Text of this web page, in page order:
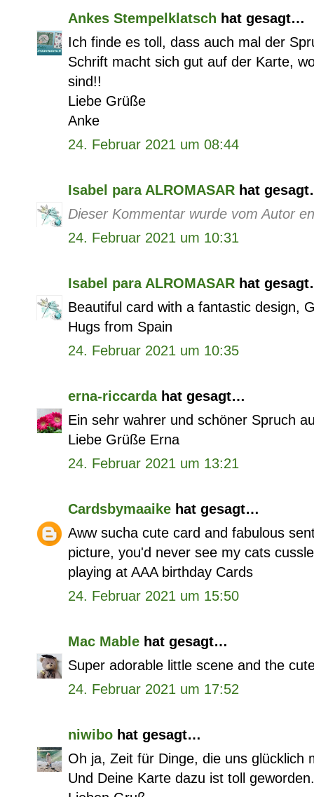
Ankes Stempelklatsch hat gesagt…
Ich finde es toll, dass auch mal der
Schrift macht sich gut auf der Karte,
sind!!
Liebe Grüße
Anke
24. Februar 2021 um 08:44
Isabel para ALROMASAR hat
Dieser Kommentar wurde vom Autor
24. Februar 2021 um 10:31
Isabel para ALROMASAR hat
Beautiful card with a fantastic design,
Hugs from Spain
24. Februar 2021 um 10:35
erna-riccardahat gesagt…
Ein sehr wahrer und schöner Spruch
Liebe Grüße Erna
24. Februar 2021 um 13:21
Cardsbymaaike hat gesagt…
Aww sucha cute card and fabulous
picture, you'd never see my cats
playing at AAA birthday Cards
24. Februar 2021 um 15:50
Mac Mable hat gesagt…
Super adorable little scene and the
24. Februar 2021 um 17:52
niwibo hat gesagt…
Oh ja, Zeit für Dinge, die uns glücklich
Und Deine Karte dazu ist toll geworden.